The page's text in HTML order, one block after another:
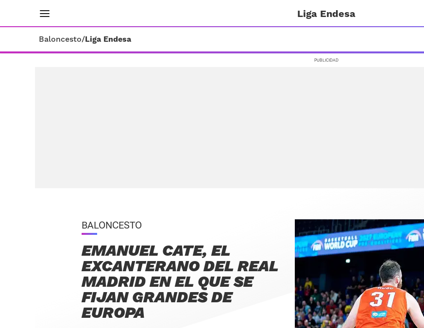
Liga Endesa
Baloncesto/Liga Endesa
BALONCESTO
EMANUEL CATE, EL
EXCANTERANO DEL REAL
MADRID EN EL QUE SE
FIJAN GRANDES DE
EUROPA